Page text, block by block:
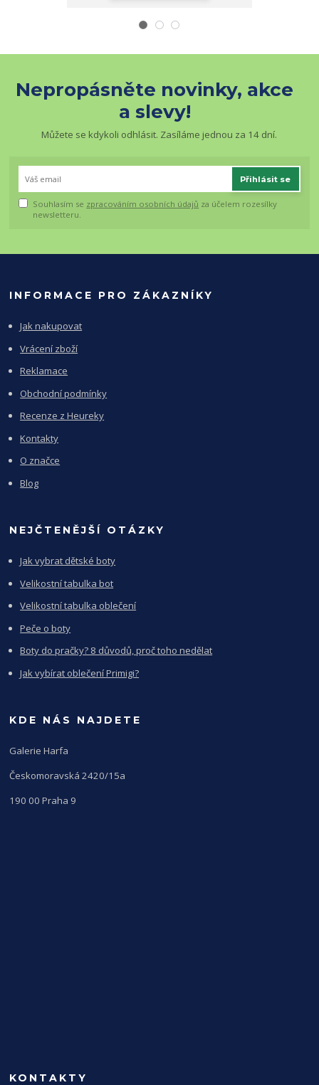
Nepropásněte novinky, akce
a slevy!
Můžete se kdykoli odhlásit. Zasíláme jednou za 14 dní.
Přihlásit se
Souhlasím se zpracováním osobních údajů za účelem rozesílky
newsletteru.
INFORMACE PRO ZÁKAZNÍKY
Jak nakupovat
Vrácení zboží
Reklamace
Obchodní podmínky
Recenze z Heureky
Kontakty
O značce
Blog
NEJČTENĚJŠÍ OTÁZKY
Jak vybrat dětské boty
Velikostní tabulka bot
Velikostní tabulka oblečení
Peče o boty
Boty do pračky? 8 důvodů, proč toho nedělat
Jak vybírat oblečení Primigi?
KDE NÁS NAJDETE
Galerie Harfa
Českomoravská 2420/15a
190 00 Praha 9
KONTAKTY